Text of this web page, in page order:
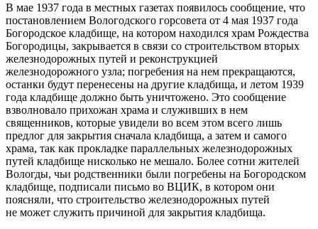
В мае 1937 года в местных газетах появилось сообщение, что
постановлением Вологодского горсовета от 4 мая 1937 года
Богородское кладбище, на котором находился храм Рождества
Богородицы, закрывается в связи со строительством вторых
железнодорожных путей и реконструкцией
железнодорожного узла; погребения на нем прекращаются,
останки будут перенесены на другие кладбища, и летом 1939
года кладбище должно быть уничтожено. Это сообщение
взволновало прихожан храма и служивших в нем
священников, которые увидели во всем этом всего лишь
предлог для закрытия сначала кладбища, а затем и самого
храма, так как прокладке параллельных железнодорожных
путей кладбище нисколько не мешало. Более сотни жителей
Вологды, чьи родственники были погребены на Богородском
кладбище, подписали письмо во ВЦИК, в котором они
поясняли, что строительство железнодорожных путей
не может служить причиной для закрытия кладбища.